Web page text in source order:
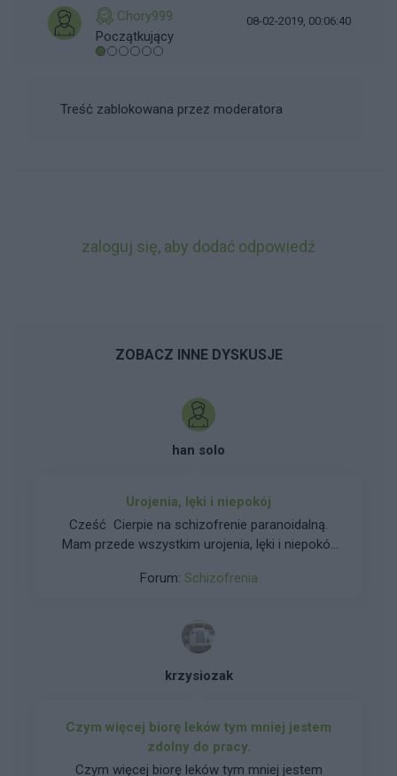
Chory999
Początkujący
08-02-2019, 00:06:40
Treść zablokowana przez moderatora
zaloguj się, aby dodać odpowiedź
ZOBACZ INNE DYSKUSJE
han solo
Urojenia, lęki i niepokój
Cześć Cierpie na schizofrenie paranoidalną.
Mam przede wszystkim urojenia, lęki i niepokój.
kosmite, mam poczucie że są wrogo nastawieni.
autobusem i ludzie gadają to mam uczucie że
na mój temat. Macie takie objawy? Jeśli tak to
Forum: Schizofrenia
krzysiozak
Czym więcej biorę leków tym mniej jestem
zdolny do pracy.
Czym więcej biorę leków tym mniej jestem